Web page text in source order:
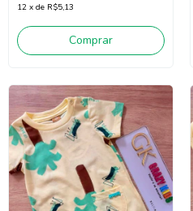
12 x de R$5,13
Comprar